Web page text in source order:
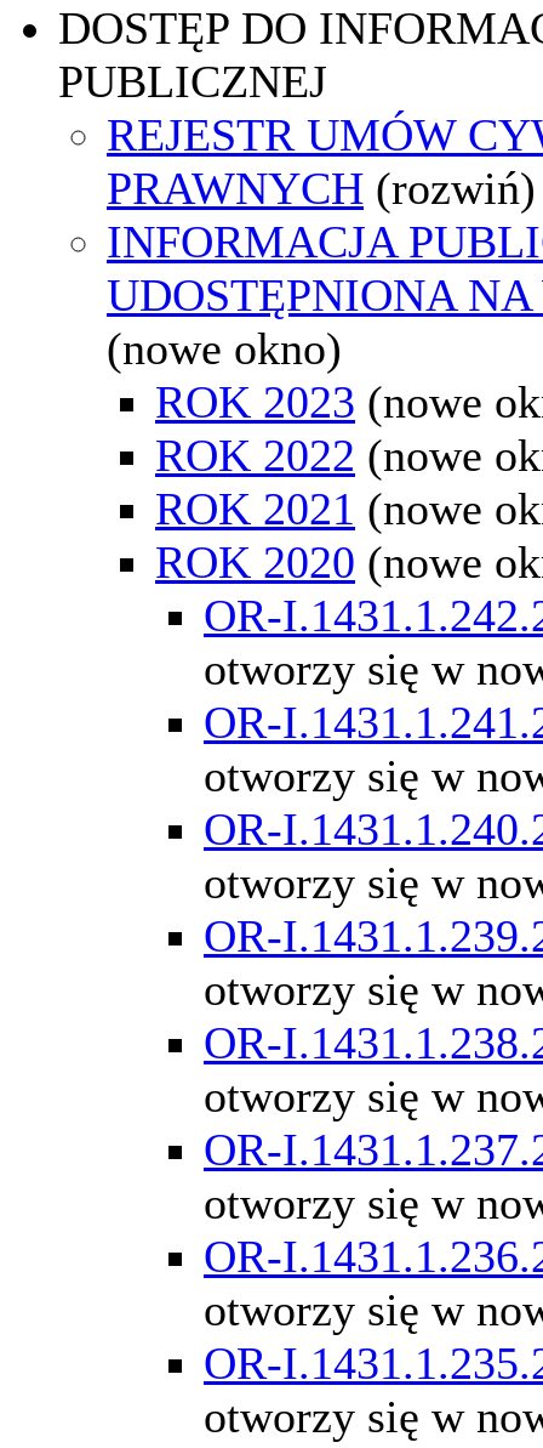
DOSTĘP DO
PUBLICZNEJ
REJESTR UMÓW
PRAWNYCH (rozwiń)
INFORMACJA
UDOSTĘPNIONA
(nowe okno)
ROK 2023 (nowe
ROK 2022 (nowe
ROK 2021 (nowe
ROK 2020 (nowe
OR-
otworzy się w
OR-
otworzy się w
OR-
otworzy się w
OR-
otworzy się w
OR-
otworzy się w
OR-
otworzy się w
OR-
otworzy się w
OR-
otworzy się w